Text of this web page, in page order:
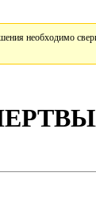
необходимо